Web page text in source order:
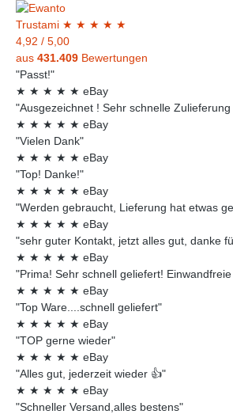
Trustami ★ ★ ★ ★ ★
4,92 / 5,00
aus 431.409 Bewertungen
"Passt!"
★ ★ ★ ★ ★ eBay
"Ausgezeichnet ! Sehr schnelle
★ ★ ★ ★ ★ eBay
"Vielen Dank"
★ ★ ★ ★ ★ eBay
"Top! Danke!"
★ ★ ★ ★ ★ eBay
"Werden gebraucht, Lieferung hat etwas
★ ★ ★ ★ ★ eBay
"sehr guter Kontakt, jetzt alles gut, danke
★ ★ ★ ★ ★ eBay
"Prima! Sehr schnell geliefert!
★ ★ ★ ★ ★ eBay
"Top Ware....schnell geliefert"
★ ★ ★ ★ ★ eBay
"TOP gerne wieder"
★ ★ ★ ★ ★ eBay
"Alles gut, jederzeit wieder 👍"
★ ★ ★ ★ ★ eBay
"Schneller Versand,alles bestens"